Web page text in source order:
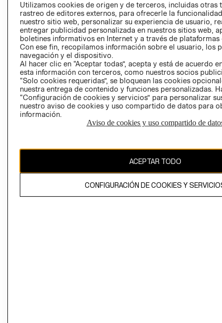
AVISO DE
Perú (S/)
CAMBIAR REGIÓN
propiedad de H&M Hennes & Mauritz AB
Utilizamos cookies de origen y de terceros, incluidas otras
rastreo de editores externos, para ofrecerle la
nuestro sitio web, personalizar su experiencia de usuario,
entregar publicidad personalizada en nuestros sitios web,
boletines informativos en Internet y a través de plataformas
Con ese fin, recopilamos información sobre el usuario, los
navegación y el dispositivo.
Al hacer clic en “Aceptar todas”, acepta y está de acuerdo
esta información con terceros, como nuestros socios
“Solo cookies requeridas”, se bloquean las cookies
nuestra entrega de contenido y funciones personalizadas.
“Configuración de cookies y servicios” para personalizar
nuestro aviso de cookies y uso compartido de datos para
información.
Aviso de cookies y uso compartido de
ACEPTAR TODO
CONFIGURACIÓN DE COOKIES Y